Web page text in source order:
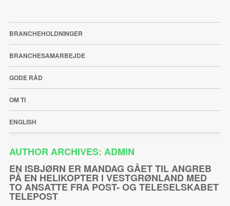
BRANCHEHOLDNINGER
BRANCHESAMARBEJDE
GODE RÅD
OM TI
ENGLISH
AUTHOR ARCHIVES: ADMIN
EN ISBJØRN ER MANDAG GÅET TIL ANGREB
PÅ EN HELIKOPTER I VESTGRØNLAND MED
TO ANSATTE FRA POST- OG TELESELSKABET
TELEPOST